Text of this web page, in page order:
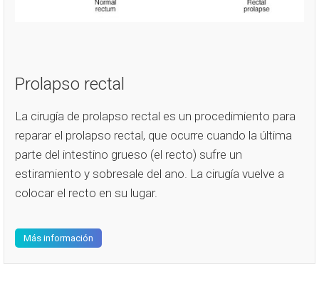
Prolapso rectal
La cirugía de prolapso rectal es un procedimiento para
reparar el prolapso rectal, que ocurre cuando la última
parte del intestino grueso (el recto) sufre un
estiramiento y sobresale del ano. La cirugía vuelve a
colocar el recto en su lugar.
Más información